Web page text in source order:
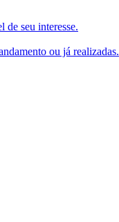
de seu interesse.
ou já realizadas.